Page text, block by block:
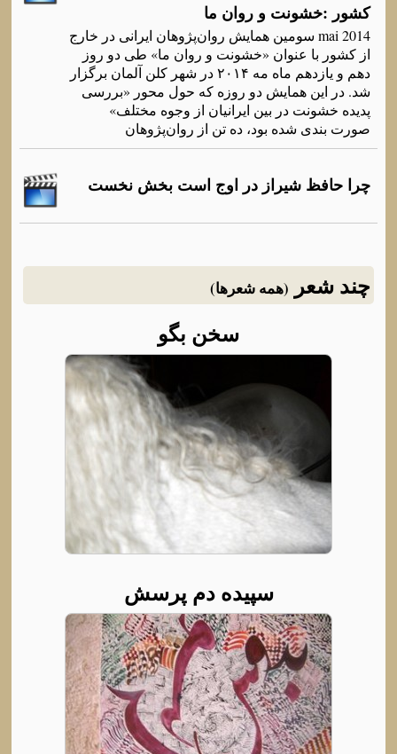
کشور :خشونت و روان ما
mai 2014 سومین همایش روان‌پژوهان ایرانی در خارج
از کشور با عنوان «خشونت و روان ما» طی دو روز
دهم و یازدهم ماه مه ۲۰۱۴ در شهر کلن آلمان برگزار
شد. در این همایش دو روزه که حول محور «بررسی
پدیده خشونت در بین ایرانیان از وجوه مختلف»
صورت بندی شده بود، ده تن از روان‌پژوهان
چرا حافظ شیراز در اوج است بخش نخست
چند شعر (همه شعرها)
سخن بگو
سپیده دم پرسش